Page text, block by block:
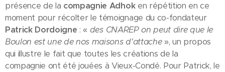
présence de la compagnie Adhok en répétition en ce
moment pour récolter le témoignage du co-fondateur
Patrick Dordoigne : « des CNAREP on peut dire que le
Boulon est une de nos maisons d'attache», un propos
qui illustre le fait que toutes les créations de la
compagnie ont été jouées à Vieux-Condé. Pour Patrick, le